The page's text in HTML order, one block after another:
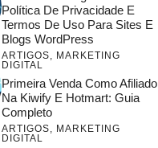
Política De Privacidade E
Termos De Uso Para Sites E
Blogs WordPress
ARTIGOS
MARKETING
DIGITAL
Primeira Venda Como Afiliado
Na Kiwify E Hotmart: Guia
Completo
ARTIGOS
MARKETING
DIGITAL